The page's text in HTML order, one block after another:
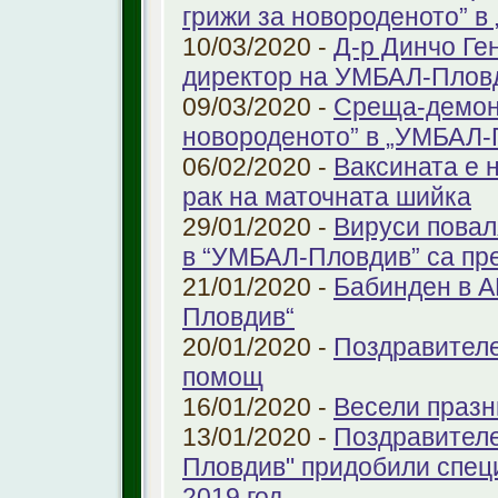
грижи за новороденото”
10/03/2020 - Д-р Динчо
директор на УМБАЛ-
09/03/2020 - Среща-
новороденото” в „УМБАЛ-
06/02/2020 - Ваксината е
рак на маточната шийка
29/01/2020 - Вируси
в “УМБАЛ-Пловдив” са
21/01/2020 - Бабинден в
Пловдив“
20/01/2020 -
помощ
16/01/2020 - Весели
13/01/2020 -
Пловдив" придобили